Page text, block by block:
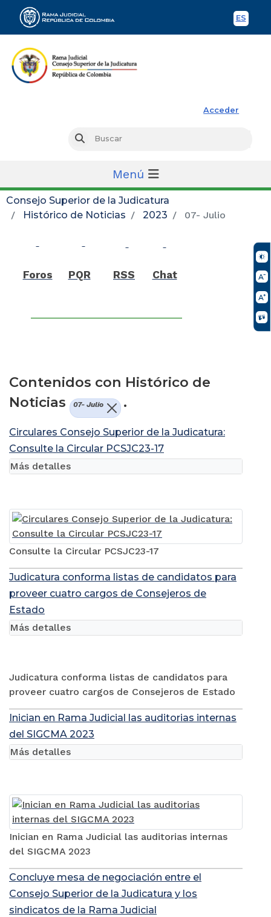
ES
Acceder
Buscar
Menú
Consejo Superior de la Judicatura
Histórico de Noticias
2023 07- Julio
Foros PQR RSS Chat
Contenidos con Histórico de
Noticias
07- Julio .
Circulares Consejo Superior de la Judicatura:
Consulte la Circular PCSJC23-17
Consulte la Circular PCSJC23-17
Más detalles
Judicatura conforma listas de candidatos para
proveer cuatro cargos de Consejeros de
Estado
Judicatura conforma listas de candidatos para
proveer cuatro cargos de Consejeros de Estado
Más detalles
Inician en Rama Judicial las auditorias internas
del SIGCMA 2023
Inician en Rama Judicial las auditorias internas
del SIGCMA 2023
Más detalles
Concluye mesa de negociación entre el
Consejo Superior de la Judicatura y los
sindicatos de la Rama Judicial